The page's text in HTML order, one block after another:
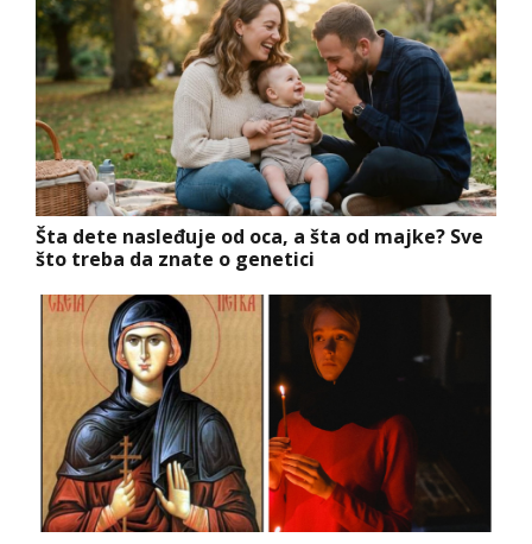
Šta dete nasleđuje od oca, a šta od majke? Sve
što treba da znate o genetici